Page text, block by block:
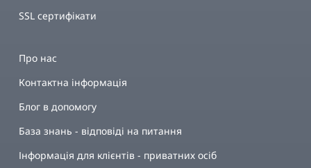
SSL сертифікати
Про нас
Контактна інформація
Блог в допомогу
База знань - відповіді на питання
Інформація для клієнтів - приватних осіб